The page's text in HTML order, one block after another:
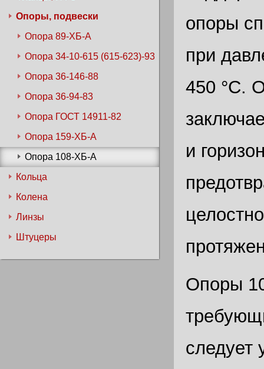
Опоры, подвески
Опора 89-ХБ-А
Опора 34-10-615 (615-623)-93
Опора 36-146-88
Опора 36-94-83
Опора ГОСТ 14911-82
Опора 159-ХБ-А
Опора 108-ХБ-А
Кольца
Колена
Линзы
Штуцеры
опоры
при
450 °C.
и
Опоры
следует